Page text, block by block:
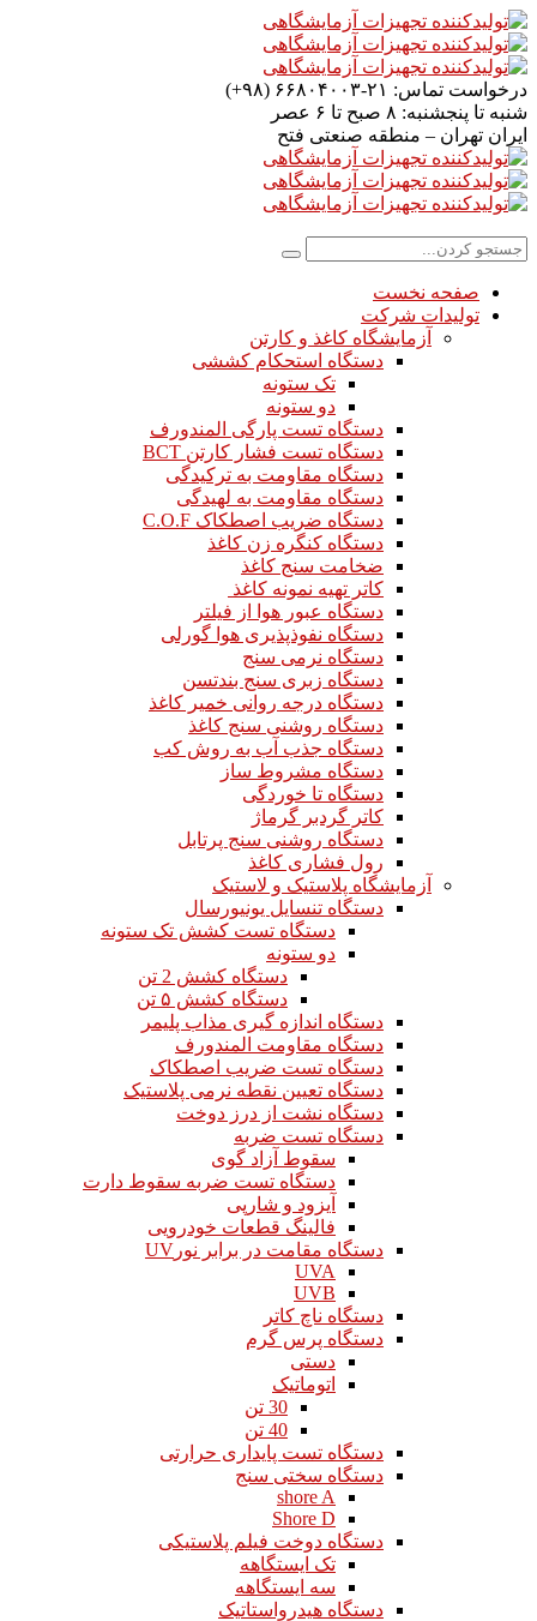
درخواست تماس: ۲۱-۶۶۸۰۴۰۰۳ (۹۸+)
شنبه تا پنجشنبه: ۸ صبح تا ۶ عصر
ایران تهران – منطقه صنعتی فتح
صفحه نخست
تولیدات شرکت
آزمایشگاه کاغذ و کارتن
دستگاه استحکام کششی
تک ستونه
دو ستونه
دستگاه تست پارگی المندورف
دستگاه تست فشار کارتن BCT
دستگاه مقاومت به ترکیدگی
دستگاه مقاومت به لهیدگی
دستگاه ضریب اصطکاک C.O.F
دستگاه کنگره زن کاغذ
ضخامت سنج کاغذ
کاتر تهیه نمونه کاغذ
دستگاه عبور هوا از فیلتر
دستگاه نفوذپذیری هوا گورلی
دستگاه نرمی سنج
دستگاه زبری سنج بندتسن
دستگاه درجه روانی خمیر کاغذ
دستگاه روشنی سنج کاغذ
دستگاه جذب آب به روش کب
دستگاه مشروط ساز
دستگاه تا خوردگی
کاتر گردبر گرماژ
دستگاه روشنی سنج پرتابل
رول فشاری کاغذ
آزمایشگاه پلاستیک و لاستیک
دستگاه تنسایل یونیورسال
دستگاه تست کشش تک ستونه
دو ستونه
دستگاه کشش 2 تن
دستگاه کشش ۵ تن
دستگاه اندازه گیری مذاب پلیمر
دستگاه مقاومت المندورف
دستگاه تست ضریب اصطکاک
دستگاه تعیین نقطه نرمی پلاستیک
دستگاه نشت از درز دوخت
دستگاه تست ضربه
سقوط آزاد گوی
دستگاه تست ضربه سقوط دارت
آیزود و شارپی
فالینگ قطعات خودرویی
دستگاه مقامت در برابر نورUV
UVA
UVB
دستگاه ناچ کاتر
دستگاه پرس گرم
دستی
اتوماتیک
30 تن
40 تن
دستگاه تست پایداری حرارتی
دستگاه سختی سنج
shore A
Shore D
دستگاه دوخت فیلم پلاستیکی
تک ایستگاهه
سه ایستگاهه
دستگاه هیدرواستاتیک